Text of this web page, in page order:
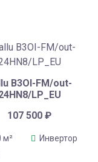
B3OI-FM/out-
LP_EU
107 500₽
м²
Инвертор